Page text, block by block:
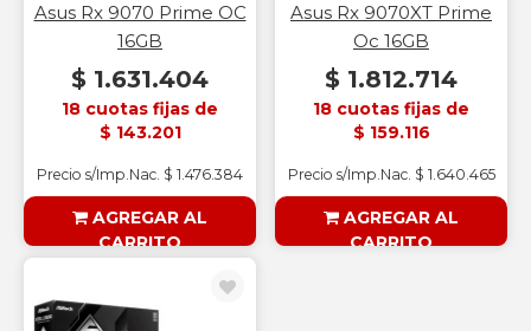
Asus Rx 9070 Prime OC
16GB
$ 1.631.404
18 cuotas fijas de
$ 143.201
Precio s/Imp.Nac. $ 1.476.384
AGREGAR AL
CARRITO
Asus Rx 9070XT Prime
Oc 16GB
$ 1.812.714
18 cuotas fijas de
$ 159.116
Precio s/Imp.Nac. $ 1.640.465
AGREGAR AL
CARRITO